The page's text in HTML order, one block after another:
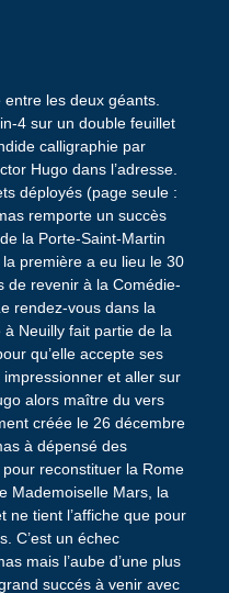
les deux géants.
4 sur un double feuillet
calligraphie par
Hugo dans l’adresse.
déployés (page seule :
remporte un succès
la Porte-Saint-Martin
première a eu lieu le 30
de revenir à la Comédie-
rendez-vous dans la
Neuilly fait partie de la
qu’elle accepte ses
et aller sur
alors maître du vers
créée le 26 décembre
à dépensé des
reconstituer la Rome
Mademoiselle Mars, la
ne tient l’affiche que pour
C’est un échec
mais l’aube d’une plus
succés à venir avec